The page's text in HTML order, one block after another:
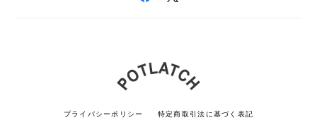
プライバシーポリシー 特定商取引法に基づく表記